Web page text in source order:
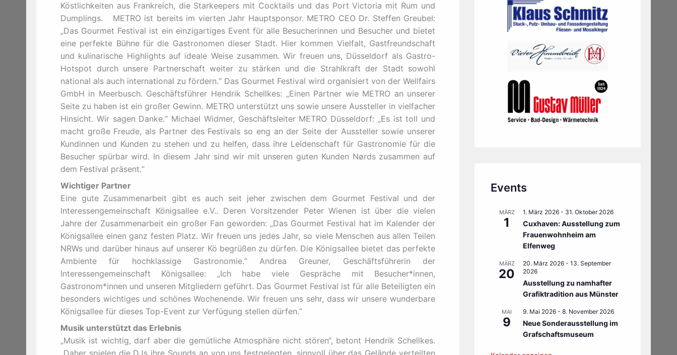
Köstlichkeiten aus Frankreich, die Starkeepers mit Cocktails und das Port Victoria mit Rum und
Dumplings. METRO ist bereits im vierten Jahr Hauptsponsor. METRO CEO Dr. Steffen Greubel:
„Das Gourmet Festival ist ein einzigartiges Event für alle Besucherinnen und Besucher und bietet
eine perfekte Bühne für die Gastronomen dieser Stadt. Hier kommen Vielfalt, Gastfreundschaft
und kulinarische Highlights auf ideale Weise zusammen. Wir freuen uns, Düsseldorf als Gastro-
Hotspot durch unsere Partnerschaft weiter zu stärken und die Strahlkraft der Stadt sowohl
national als auch international zu fördern.“ Das Gourmet Festival wird organisiert von der Wellfairs
GmbH in Meerbusch. Geschäftsführer Hendrik Schellkes: „Einen Partner wie METRO an unserer
Seite zu haben ist ein großer Gewinn. METRO unterstützt uns sowie unsere Aussteller in vielfacher
Hinsicht. Wir sagen Danke.“ Michael Widmer, Geschäftsleiter METRO Düsseldorf: „Es ist toll und
macht große Freude, als Partner des Festivals so eng an der Seite der Aussteller sowie unserer
Kundinnen und Kunden zu stehen und zu helfen, dass ihre Leidenschaft für Gastronomie für die
Besucher spürbar wird. In diesem Jahr sind wir mit unseren guten Kunden Nørds zusammen auf
dem Festival präsent.“
Wichtiger Partner
Eine gute Zusammenarbeit gibt es auch seit jeher zwischen dem Gourmet Festival und der
Interessengemeinschaft Königsallee e.V.. Deren Vorsitzender Peter Wienen ist über die vielen
Jahre der Zusammenarbeit ein großer Fan geworden: „Das Gourmet Festival hat im Kalender der
Königsallee einen ganz festen Platz. Wir freuen uns jedes Jahr, so viele Menschen aus allen Teilen
NRWs und darüber hinaus auf unserer Kö begrüßen zu dürfen. Die Königsallee bietet das perfekte
Ambiente für hochklassige Gastronomie.“ Andrea Greuner, Geschäftsführerin der
Interessengemeinschaft Königsallee: „Ich habe viele Gespräche mit Besucher*innen,
Gastronom*innen und unseren Mitgliedern geführt. Das Gourmet Festival ist für alle Beteiligten ein
besonders wichtiges und schönes Wochenende. Wir freuen uns sehr, dass wir unsere wunderbare
Königsallee für dieses Top-Event zur Verfügung stellen dürfen.“
Musik unterstützt das Erlebnis
„Musik ist wichtig, darf aber die gemütliche Atmosphäre nicht stören“, betont Hendrik Schellkes.
„Daher spielen die DJs ihre Sounds an von uns festgelegten, sinnvoll über das Gelände verteilten
Events
MÄRZ
1
1. März 2026 - 31. Oktober 2026
Cuxhaven: Ausstellung zum
Frauenwohnheim am
Elfenweg
MÄRZ
20
20. März 2026 - 13. September
2026
Ausstellung zu namhafter
Grafiktradition aus Münster
MAI
9
9. Mai 2026 - 8. November 2026
Neue Sonderausstellung im
Grafschaftsmuseum